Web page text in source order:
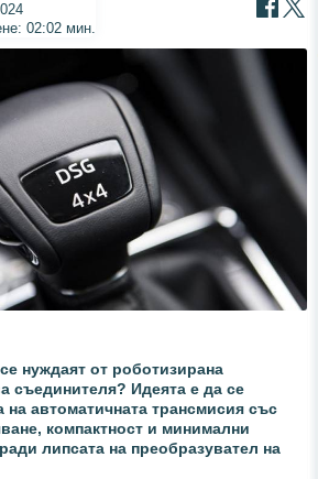
02:02 мин.
нуждаят от роботизирана
съединителя? Идеята е да се
автоматичната трансмисия със
компактност и минимални
липсата на преобразувател на